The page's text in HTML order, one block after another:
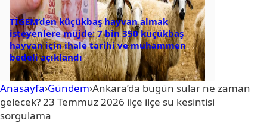
TİGEM’den küçükbaş hayvan almak
isteyenlere müjde: 7 bin 350 küçükbaş
hayvan için ihale tarihi ve muhammen
bedeli açıklandı
Anasayfa›Gündem›Ankara’da bugün sular ne zaman
gelecek? 23 Temmuz 2026 ilçe ilçe su kesintisi
sorgulama